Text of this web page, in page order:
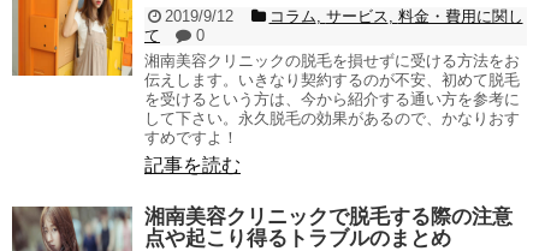
2019/9/12 コラム サービス
料金・費用に関し
て
0
湘南美容クリニックの脱毛を損せずに受ける方法をお
伝えします。いきなり契約するのが不安、初めて脱毛
を受けるという方は、今から紹介する通い方を参考に
して下さい。永久脱毛の効果があるので、かなりおす
すめですよ！
記事を読む
湘南美容クリニックで脱毛する際の注意
点や起こり得るトラブルのまとめ